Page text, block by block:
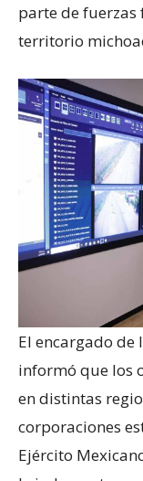
parte de fuerzas
territorio
El encargado
informó que los
en distintas
corporaciones
Ejército